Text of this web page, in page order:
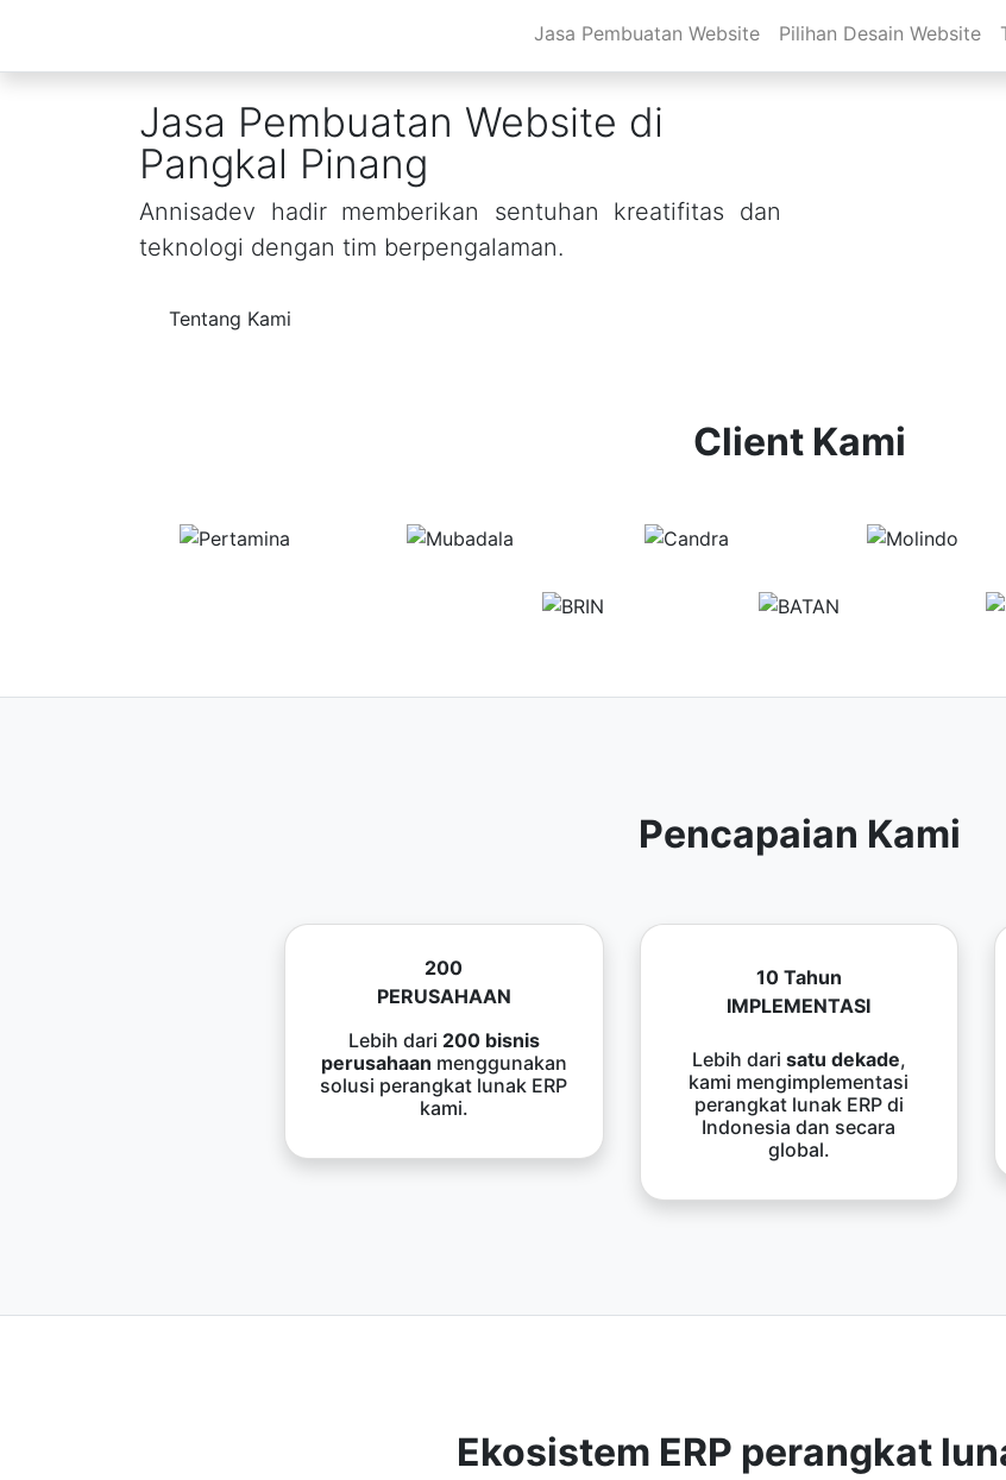
Jasa Pembuatan Website Pilihan Desain Website
Jasa Pembuatan Website di
Pangkal Pinang
Annisadev hadir memberikan sentuhan kreatifitas dan
teknologi dengan tim berpengalaman.
Tentang Kami
Client Kami
Pencapaian Kami
200
PERUSAHAAN
Lebih dari 200 bisnis
perusahaan menggunakan
solusi perangkat lunak ERP
kami.
10 Tahun
IMPLEMENTASI
Lebih dari satu dekade,
kami mengimplementasi
perangkat lunak ERP di
Indonesia dan secara
global.
Ekosistem ERP perangkat